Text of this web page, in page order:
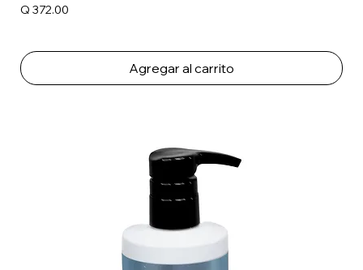
Precio
Q 372.00
Agregar al carrito